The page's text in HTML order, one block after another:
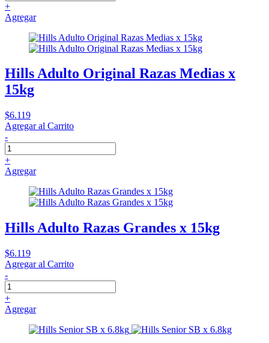
+
Agregar
Hills Adulto Original Razas Medias x
15kg
$6.119
Agregar al Carrito
-
+
Agregar
Hills Adulto Razas Grandes x 15kg
$6.119
Agregar al Carrito
-
+
Agregar